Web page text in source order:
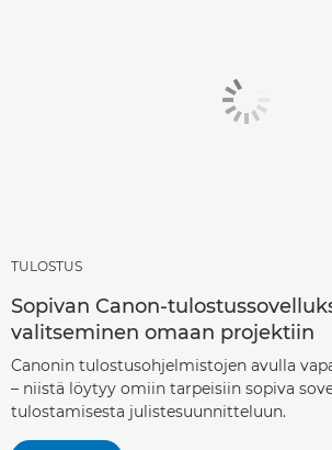
TULOSTUS
Sopivan Canon-
valitseminen omaan projektiin
Canonin tulostusohjelmistojen avulla
– niistä löytyy omiin tarpeisiin sopiva
tulostamisesta julistesuunnitteluun.